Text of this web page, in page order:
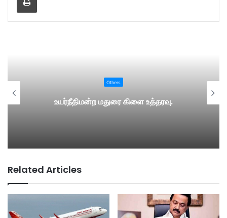
Others
உயர்நீதிமன்ற மதுரை கிளை உத்தரவு.
Related Articles